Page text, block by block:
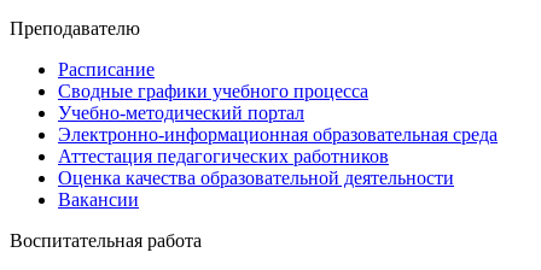
Преподавателю
Расписание
Сводные графики учебного процесса
Учебно-методический портал
Электронно-информационная образовательная среда
Аттестация педагогических работников
Оценка качества образовательной деятельности
Вакансии
Воспитательная работа